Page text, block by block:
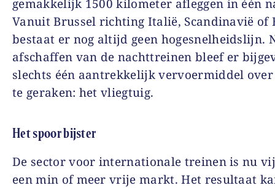
gemakkelijk 1500 kilometer afleggen in één
Vanuit Brussel richting Italië, Scandinavië of
bestaat er nog altijd geen hogesnelheidslijn.
afschaffen van de nachttreinen bleef er
slechts één aantrekkelijk vervoermiddel
te geraken: het vliegtuig.
Het spoor bijster
De sector voor internationale treinen is nu
een min of meer vrije markt. Het resultaat